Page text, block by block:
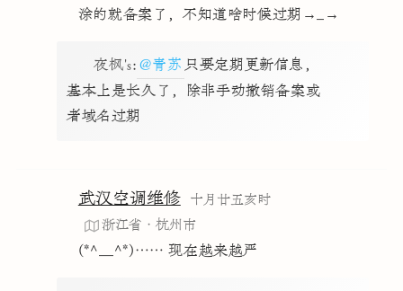
涂的就备案了，不知道啥时候过期→_→
夜枫's: @青苏 只要定期更新信息，
基本上是长久了，除非手动撤销备案或
者域名过期
武汉空调维修 十月廿五亥时
浙江省·杭州市
(*^__^*)…… 现在越来越严